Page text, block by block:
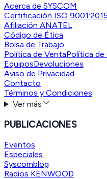
Acerca de SYSCOM
Certificación ISO 9001:2015
Afiliación ANATEL
Código de Ética
Bolsa de Trabajo
Política de VentaPolítica de
EquiposDevoluciones
Aviso de Privacidad
Contacto
Términos y Condiciones
Ver más
PUBLICACIONES
Eventos
Especiales
Syscomblog
Radios KENWOOD